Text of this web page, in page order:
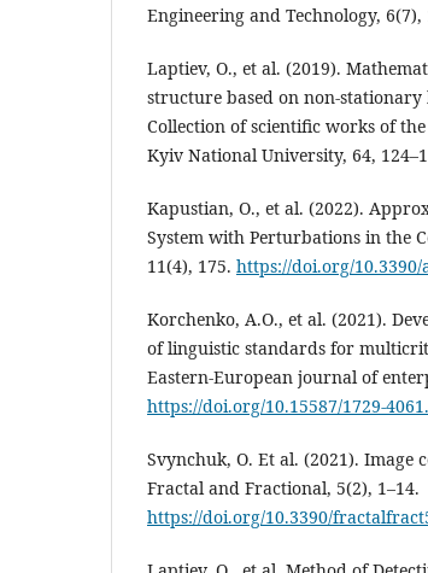
Engineering and Technology, 6(7),
Laptіev, O., et al. (2019).
structure based on non-
Collection of scientific works of
Kyiv National University, 64,
Kapustian, O., et al. (2022).
System with Perturbations in the
11(4), 175. https://doi.org/10.3390/
Korchenko, A.O., et al. (2021).
of linguistic standards for
Eastern-European journal of
https://doi.org/10.15587/1729-
Svynchuk, O. Et al. (2021). Image
Fractal and Fractional, 5(2), 1–14.
https://doi.org/10.3390/